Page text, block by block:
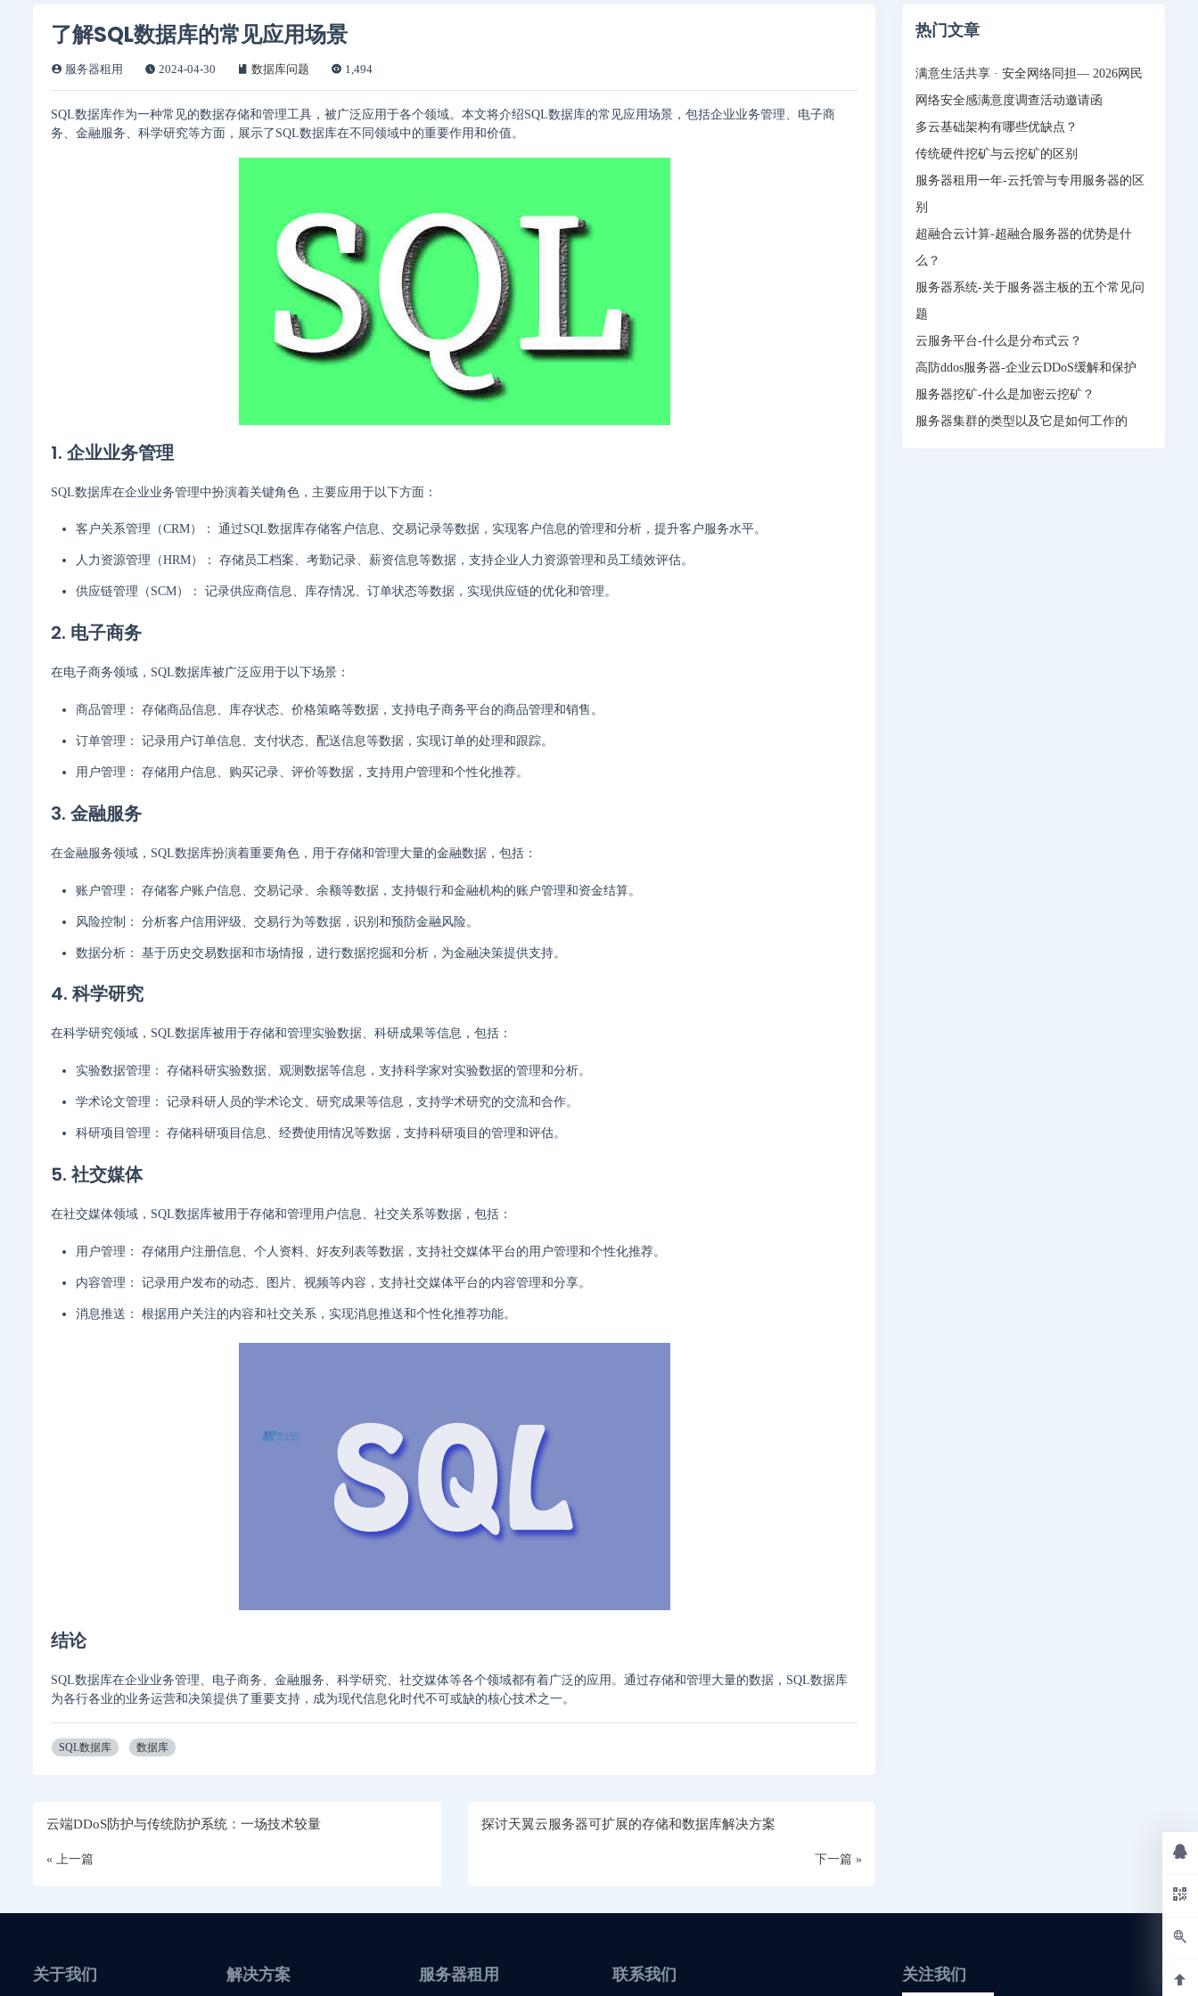
了解SQL数据库的常见应用场景
服务器租用 2024-04-30 数据库问题 1,494
SQL数据库作为一种常见的数据存储和管理工具，被广泛应用于各个领域。本文将介绍SQL数据库的常见应用场景，包括企业业务管理、电子商
务、金融服务、科学研究等方面，展示了SQL数据库在不同领域中的重要作用和价值。
1. 企业业务管理
SQL数据库在企业业务管理中扮演着关键角色，主要应用于以下方面：
客户关系管理（CRM）： 通过SQL数据库存储客户信息、交易记录等数据，实现客户信息的管理和分析，提升客户服务水平。
人力资源管理（HRM）： 存储员工档案、考勤记录、薪资信息等数据，支持企业人力资源管理和员工绩效评估。
供应链管理（SCM）： 记录供应商信息、库存情况、订单状态等数据，实现供应链的优化和管理。
2. 电子商务
在电子商务领域，SQL数据库被广泛应用于以下场景：
商品管理： 存储商品信息、库存状态、价格策略等数据，支持电子商务平台的商品管理和销售。
订单管理： 记录用户订单信息、支付状态、配送信息等数据，实现订单的处理和跟踪。
用户管理： 存储用户信息、购买记录、评价等数据，支持用户管理和个性化推荐。
3. 金融服务
在金融服务领域，SQL数据库扮演着重要角色，用于存储和管理大量的金融数据，包括：
账户管理： 存储客户账户信息、交易记录、余额等数据，支持银行和金融机构的账户管理和资金结算。
风险控制： 分析客户信用评级、交易行为等数据，识别和预防金融风险。
数据分析： 基于历史交易数据和市场情报，进行数据挖掘和分析，为金融决策提供支持。
4. 科学研究
在科学研究领域，SQL数据库被用于存储和管理实验数据、科研成果等信息，包括：
实验数据管理： 存储科研实验数据、观测数据等信息，支持科学家对实验数据的管理和分析。
学术论文管理： 记录科研人员的学术论文、研究成果等信息，支持学术研究的交流和合作。
科研项目管理： 存储科研项目信息、经费使用情况等数据，支持科研项目的管理和评估。
5. 社交媒体
在社交媒体领域，SQL数据库被用于存储和管理用户信息、社交关系等数据，包括：
用户管理： 存储用户注册信息、个人资料、好友列表等数据，支持社交媒体平台的用户管理和个性化推荐。
内容管理： 记录用户发布的动态、图片、视频等内容，支持社交媒体平台的内容管理和分享。
消息推送： 根据用户关注的内容和社交关系，实现消息推送和个性化推荐功能。
结论
SQL数据库在企业业务管理、电子商务、金融服务、科学研究、社交媒体等各个领域都有着广泛的应用。通过存储和管理大量的数据，SQL数据库
为各行各业的业务运营和决策提供了重要支持，成为现代信息化时代不可或缺的核心技术之一。
SQL数据库 数据库
云端DDoS防护与传统防护系统：一场技术较量
« 上一篇
探讨天翼云服务器可扩展的存储和数据库解决方案
下一篇 »
热门文章
满意生活共享 · 安全网络同担— 2026网民
网络安全感满意度调查活动邀请函
多云基础架构有哪些优缺点？
传统硬件挖矿与云挖矿的区别
服务器租用一年-云托管与专用服务器的区
别
超融合云计算-超融合服务器的优势是什
么？
服务器系统-关于服务器主板的五个常见问
题
云服务平台-什么是分布式云？
高防ddos服务器-企业云DDoS缓解和保护
服务器挖矿-什么是加密云挖矿？
服务器集群的类型以及它是如何工作的
关于我们 解决方案 服务器租用 联系我们 关注我们